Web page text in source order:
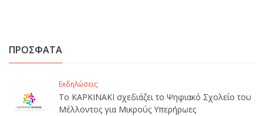
ΠΡΟΣΦΑΤΑ
Εκδηλώσεις
Το ΚΑΡΚΙΝΑΚΙ σχεδιάζει το Ψηφιακό Σχολείο του
Μέλλοντος για Μικρούς Υπερήρωες